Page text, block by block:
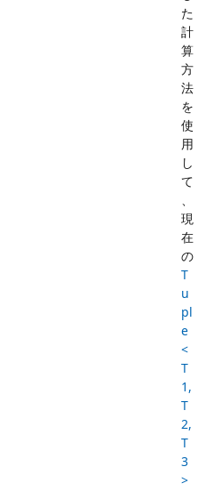
た
計
算
方
法
を
使
用
し
て
現
在
の
T
u
pl
e
<
T
1,
T
2,
T
3
>